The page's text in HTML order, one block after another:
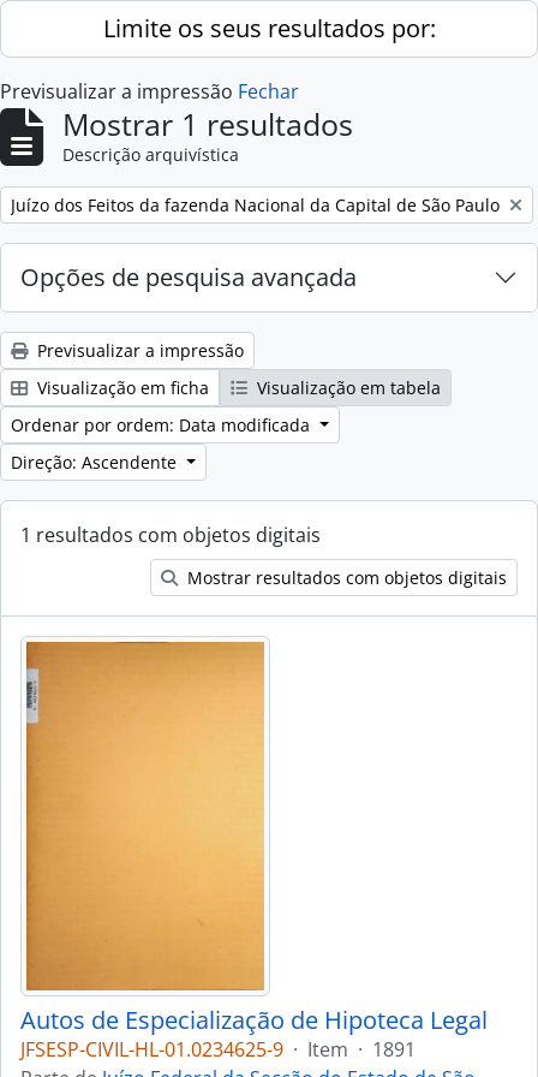
Skip to main contentLimite os seus resultados por:
Previsualizar a impressão Fechar
Mostrar 1 resultados
Descrição arquivística
Remove filter:
Juízo dos Feitos da fazenda Nacional da Capital de São Paulo
Opções de pesquisa avançada
Previsualizar a impressão
Visualização em ficha
Visualização em tabela
Ordenar por ordem: Data modificada
Direção: Ascendente
1 resultados com objetos digitais
Mostrar resultados com objetos digitais
Autos de Especialização de Hipoteca Legal
JFSESP-CIVIL-HL-01.0234625-9 · Item · 1891